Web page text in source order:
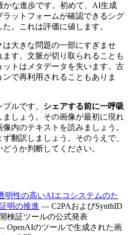
かな進歩です。初めて、AI生成
ットフォームが確認できるシグ
。これは評価に値します。
は大きな問題の一部にすぎませ
す。文脈が切り取られることも
トはメタデータを失います。古
で再利用されることもありま
ルです。 シェアする前に一呼吸
ましょう。その画像が最初に現れ
内のテキストを読みましょう。
翻訳しましょう。そのうえで、
うか判断してください。
明性の高いAIエコシステムのた
明の推進 — C2PAおよびSynthID
検証ツールの公式発表
OpenAIのツールで生成された画